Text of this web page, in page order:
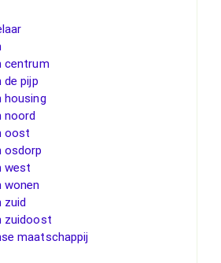
centrum
pijp
housing
noord
oost
osdorp
west
wonen
zuid
zuidoost
maatschappij